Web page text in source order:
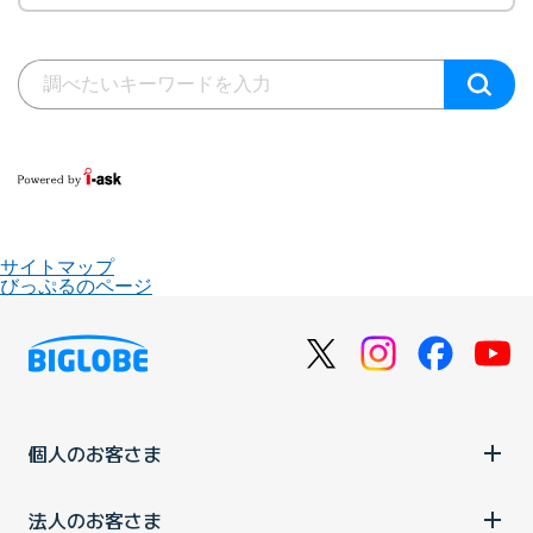
サイトマップ
びっぷるのページ
個人のお客さま
法人のお客さま